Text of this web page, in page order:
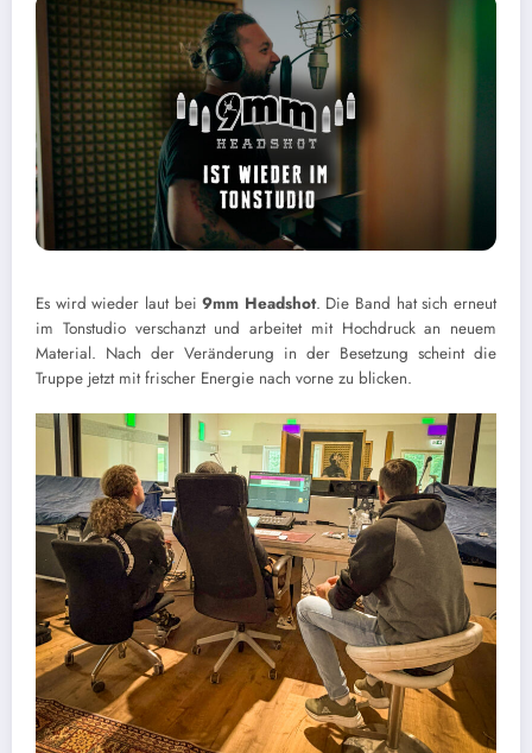
Es wird wieder laut bei9mm Headshot. Die Band hat sich erneut
im Tonstudio verschanzt und arbeitet mit Hochdruck an neuem
Material. Nach der Veränderung in der Besetzung scheint die
Truppe jetzt mit frischer Energie nach vorne zu blicken.